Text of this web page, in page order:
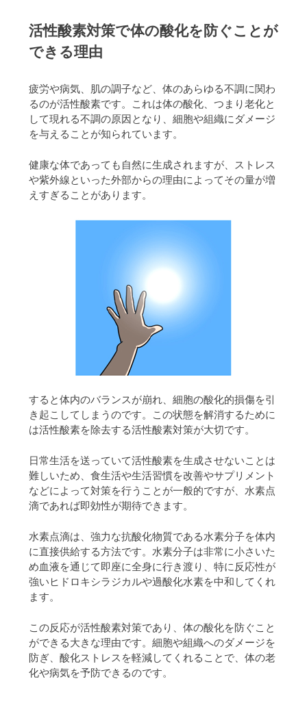
活性酸素対策で体の酸化を防ぐことが
できる理由
疲労や病気、肌の調子など、体のあらゆる不調に関わ
るのが活性酸素です。これは体の酸化、つまり老化と
して現れる不調の原因となり、細胞や組織にダメージ
を与えることが知られています。
健康な体であっても自然に生成されますが、ストレス
や紫外線といった外部からの理由によってその量が増
えすぎることがあります。
すると体内のバランスが崩れ、細胞の酸化的損傷を引
き起こしてしまうのです。この状態を解消するために
は活性酸素を除去する活性酸素対策が大切です。
日常生活を送っていて活性酸素を生成させないことは
難しいため、食生活や生活習慣を改善やサプリメント
などによって対策を行うことが一般的ですが、水素点
滴であれば即効性が期待できます。
水素点滴は、強力な抗酸化物質である水素分子を体内
に直接供給する方法です。水素分子は非常に小さいた
め血液を通じて即座に全身に行き渡り、特に反応性が
強いヒドロキシラジカルや過酸化水素を中和してくれ
ます。
この反応が活性酸素対策であり、体の酸化を防ぐこと
ができる大きな理由です。細胞や組織へのダメージを
防ぎ、酸化ストレスを軽減してくれることで、体の老
化や病気を予防できるのです。